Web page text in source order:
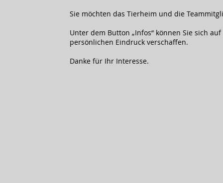
Sie möchten das Tierheim und die
Unter dem Button „Infos“ können Sie sich
persönlichen Eindruck verschaffen.
Danke für Ihr Interesse.